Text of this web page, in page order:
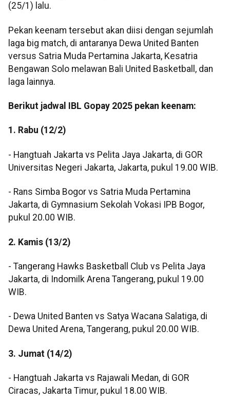
(25/1) lalu.
Pekan keenam tersebut akan diisi dengan sejumlah
laga big match, di antaranya Dewa United Banten
versus Satria Muda Pertamina Jakarta, Kesatria
Bengawan Solo melawan Bali United Basketball, dan
laga lainnya.
Berikut jadwal IBL Gopay 2025 pekan keenam:
1. Rabu (12/2)
- Hangtuah Jakarta vs Pelita Jaya Jakarta, di GOR
Universitas Negeri Jakarta, Jakarta, pukul 19.00 WIB.
- Rans Simba Bogor vs Satria Muda Pertamina
Jakarta, di Gymnasium Sekolah Vokasi IPB Bogor,
pukul 20.00 WIB.
2. Kamis (13/2)
- Tangerang Hawks Basketball Club vs Pelita Jaya
Jakarta, di Indomilk Arena Tangerang, pukul 19.00
WIB.
- Dewa United Banten vs Satya Wacana Salatiga, di
Dewa United Arena, Tangerang, pukul 20.00 WIB.
3. Jumat (14/2)
- Hangtuah Jakarta vs Rajawali Medan, di GOR
Ciracas, Jakarta Timur, pukul 18.00 WIB.